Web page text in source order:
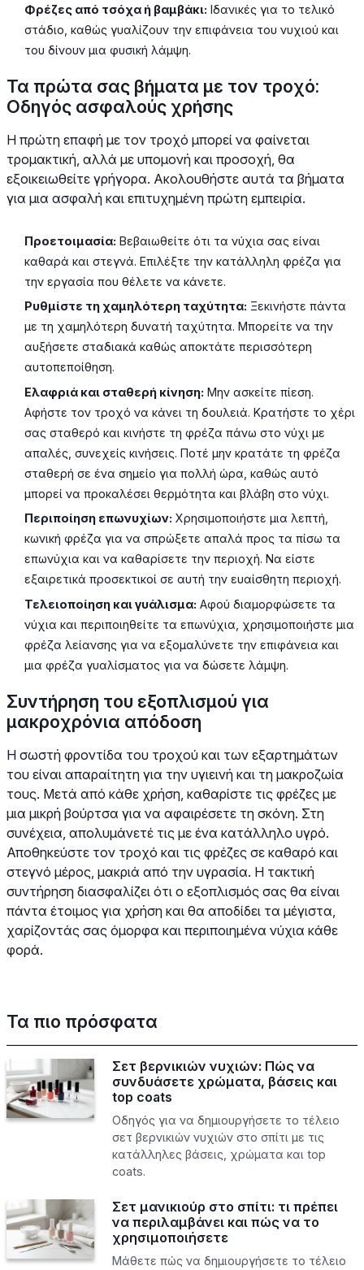
Φρέζες από τσόχα ή βαμβάκι: Ιδανικές για το τελικό
στάδιο, καθώς γυαλίζουν την επιφάνεια του νυχιού και
του δίνουν μια φυσική λάμψη.
Τα πρώτα σας βήματα με τον τροχό:
Οδηγός ασφαλούς χρήσης
Η πρώτη επαφή με τον τροχό μπορεί να φαίνεται
τρομακτική, αλλά με υπομονή και προσοχή, θα
εξοικειωθείτε γρήγορα. Ακολουθήστε αυτά τα βήματα
για μια ασφαλή και επιτυχημένη πρώτη εμπειρία.
Προετοιμασία: Βεβαιωθείτε ότι τα νύχια σας είναι
καθαρά και στεγνά. Επιλέξτε την κατάλληλη φρέζα για
την εργασία που θέλετε να κάνετε.
Ρυθμίστε τη χαμηλότερη ταχύτητα: Ξεκινήστε πάντα
με τη χαμηλότερη δυνατή ταχύτητα. Μπορείτε να την
αυξήσετε σταδιακά καθώς αποκτάτε περισσότερη
αυτοπεποίθηση.
Ελαφριά και σταθερή κίνηση: Μην ασκείτε πίεση.
Αφήστε τον τροχό να κάνει τη δουλειά. Κρατήστε το χέρι
σας σταθερό και κινήστε τη φρέζα πάνω στο νύχι με
απαλές, συνεχείς κινήσεις. Ποτέ μην κρατάτε τη φρέζα
σταθερή σε ένα σημείο για πολλή ώρα, καθώς αυτό
μπορεί να προκαλέσει θερμότητα και βλάβη στο νύχι.
Περιποίηση επωνυχίων: Χρησιμοποιήστε μια λεπτή,
κωνική φρέζα για να σπρώξετε απαλά προς τα πίσω τα
επωνύχια και να καθαρίσετε την περιοχή. Να είστε
εξαιρετικά προσεκτικοί σε αυτή την ευαίσθητη περιοχή.
Τελειοποίηση και γυάλισμα: Αφού διαμορφώσετε τα
νύχια και περιποιηθείτε τα επωνύχια, χρησιμοποιήστε μια
φρέζα λείανσης για να εξομαλύνετε την επιφάνεια και
μια φρέζα γυαλίσματος για να δώσετε λάμψη.
Συντήρηση του εξοπλισμού για
μακροχρόνια απόδοση
Η σωστή φροντίδα του τροχού και των εξαρτημάτων
του είναι απαραίτητη για την υγιεινή και τη μακροζωία
τους. Μετά από κάθε χρήση, καθαρίστε τις φρέζες με
μια μικρή βούρτσα για να αφαιρέσετε τη σκόνη. Στη
συνέχεια, απολυμάνετέ τις με ένα κατάλληλο υγρό.
Αποθηκεύστε τον τροχό και τις φρέζες σε καθαρό και
στεγνό μέρος, μακριά από την υγρασία. Η τακτική
συντήρηση διασφαλίζει ότι ο εξοπλισμός σας θα είναι
πάντα έτοιμος για χρήση και θα αποδίδει τα μέγιστα,
χαρίζοντάς σας όμορφα και περιποιημένα νύχια κάθε
φορά.
Τα πιο πρόσφατα
Σετ βερνικιών νυχιών: Πώς να
συνδυάσετε χρώματα, βάσεις και
top coats
Οδηγός για να δημιουργήσετε το τέλειο
σετ βερνικιών νυχιών στο σπίτι με τις
κατάλληλες βάσεις, χρώματα και top
coats.
Σετ μανικιούρ στο σπίτι: τι πρέπει
να περιλαμβάνει και πώς να το
χρησιμοποιήσετε
Μάθετε πώς να δημιουργήσετε το τέλειο